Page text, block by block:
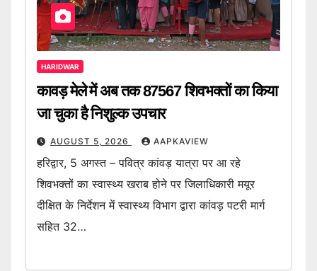
HARIDWAR
कावड़ मेले में अब तक 87567 शिवभक्तों का किया
जा चुका है निशुल्क उपचार
AUGUST 5, 2026 AAPKAVIEW
हरिद्वार, 5 अगस्त – पवित्र कांवड़ यात्रा पर आ रहे
शिवभक्तों का स्वास्थ्य खराब होने पर जिलाधिकारी मयूर
दीक्षित के निर्देशन में स्वास्थ्य विभाग द्वारा कांवड़ पटरी मार्ग
सहित 32…